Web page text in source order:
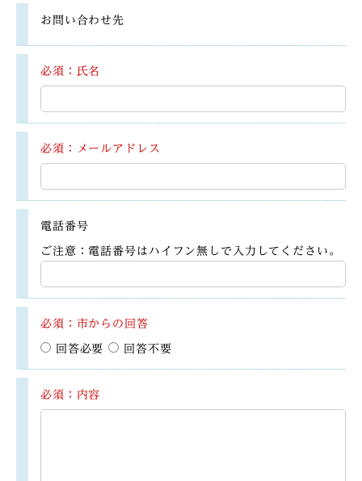
お問い合わせ先
必須：氏名
必須：メールアドレス
電話番号
ご注意：電話番号はハイフン無しで入力してください。
必須：市からの回答
回答必要 回答不要
必須：内容